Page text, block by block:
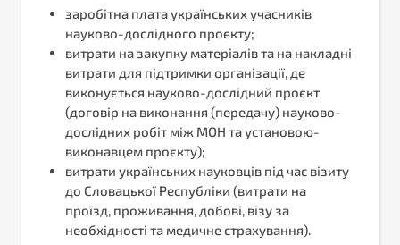
заробітна плата українських учасників
науково-дослідного проєкту;
витрати на закупку матеріалів та на накладні
витрати для підтримки організації, де
виконується науково-дослідний проєкт
(договір на виконання (передачу) науково-
дослідних робіт між МОН та установою-
виконавцем проєкту);
витрати українських науковців під час візиту
до Словацької Республіки (витрати на
проїзд, проживання, добові, візу за
необхідності та медичне страхування).